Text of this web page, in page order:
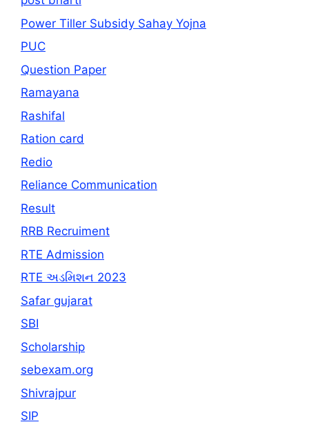
Power Tiller Subsidy Sahay Yojna
PUC
Question Paper
Ramayana
Rashifal
Ration card
Redio
Reliance Communication
Result
RRB Recruiment
RTE Admission
RTE અડમિશન 2023
Safar gujarat
SBI
Scholarship
sebexam.org
Shivrajpur
SIP